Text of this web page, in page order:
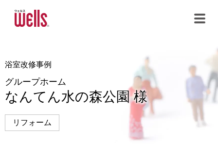
メインコンテンツまでスキップする
浴室改修事例
グループホーム
なんてん水の森公園 様
リフォーム